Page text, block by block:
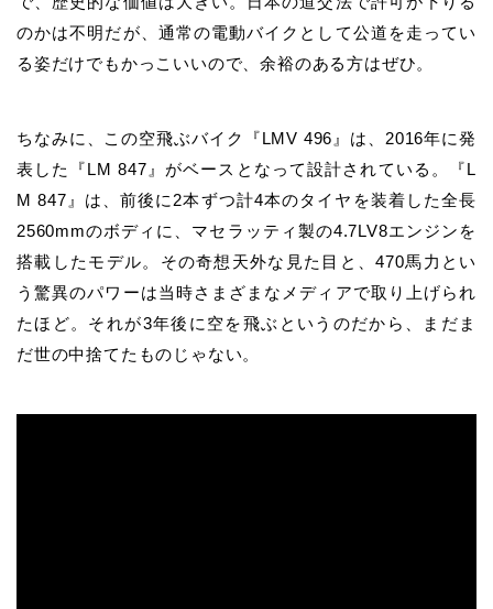
のかは不明だが、通常の電動バイクとして公道を走ってい
る姿だけでもかっこいいので、余裕のある方はぜひ。
ちなみに、この空飛ぶバイク『LMV 496』は、2016年に発
表した『LM 847』がベースとなって設計されている。『L
M 847』は、前後に2本ずつ計4本のタイヤを装着した全長
2560mmのボディに、マセラッティ製の4.7LV8エンジンを
搭載したモデル。その奇想天外な見た目と、470馬力とい
う驚異のパワーは当時さまざまなメディアで取り上げられ
たほど。それが3年後に空を飛ぶというのだから、まだま
だ世の中捨てたものじゃない。